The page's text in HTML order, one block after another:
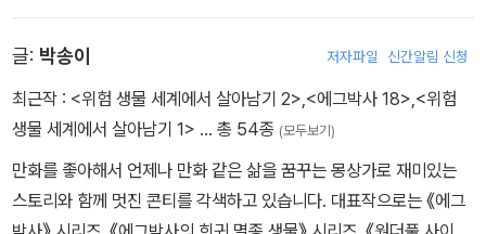
글: 박송이 저자파일 신간알림 신청
최근작 : <위험 생물 세계에서 살아남기 2>,<에그박사 18>,<위험
생물 세계에서 살아남기 1> … 총 54종 (모두보기)
만화를 좋아해서 언제나 만화 같은 삶을 꿈꾸는 몽상가로 재미있는
스토리와 함께 멋진 콘티를 각색하고 있습니다. 대표작으로는 《에그